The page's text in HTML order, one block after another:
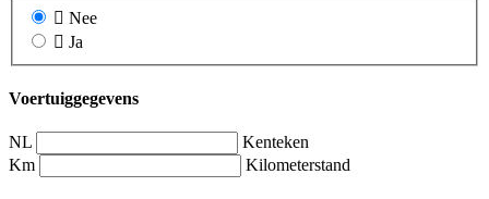
Nee
Ja
Voertuiggegevens
NL
Kenteken
Km
Kilometerstand